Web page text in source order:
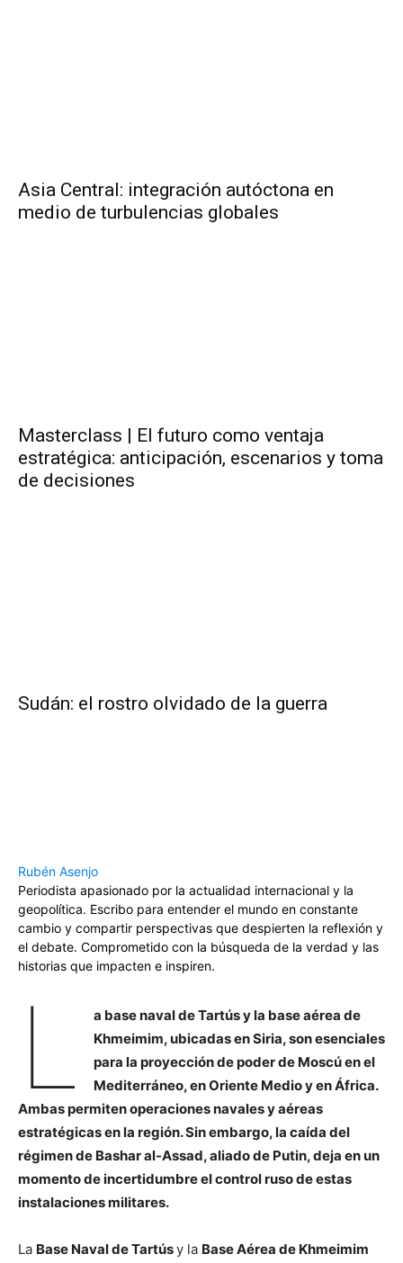
Asia Central: integración autóctona en
medio de turbulencias globales
Masterclass | El futuro como ventaja
estratégica: anticipación, escenarios y toma
de decisiones
Sudán: el rostro olvidado de la guerra
Rubén Asenjo
Periodista apasionado por la actualidad internacional y la
geopolítica. Escribo para entender el mundo en constante
cambio y compartir perspectivas que despierten la reflexión y
el debate. Comprometido con la búsqueda de la verdad y las
historias que impacten e inspiren.
L
a base naval de Tartús y la base aérea de
Khmeimim, ubicadas en Siria, son esenciales
para la proyección de poder de Moscú en el
Mediterráneo, en Oriente Medio y en África.
Ambas permiten operaciones navales y aéreas
estratégicas en la región. Sin embargo, la caída del
régimen de Bashar al-Assad, aliado de Putin, deja en un
momento de incertidumbre el control ruso de estas
instalaciones militares.
La Base Naval de Tartúsy la Base Aérea de Khmeimim